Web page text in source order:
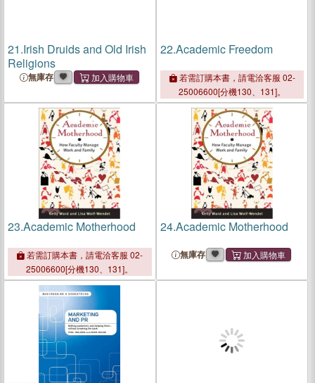
21.Irish Druids and Old Irish
Religions
無庫存
22.Academic Freedom
若需訂購本書，請電洽客服 02-
25006600[分機130、131]。
23.Academic Motherhood
若需訂購本書，請電洽客服 02-
25006600[分機130、131]。
24.Academic Motherhood
無庫存